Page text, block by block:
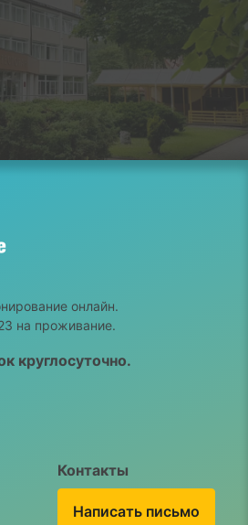
онлайн.
на проживание.
круглосуточно.
Контакты
Написать письмо